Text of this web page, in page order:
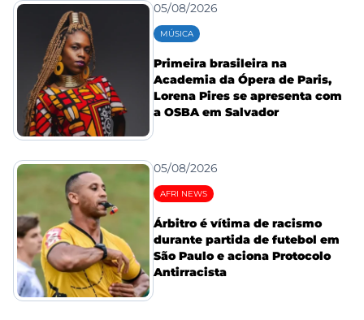
05/08/2026
MÚSICA
Primeira brasileira na
Academia da Ópera de Paris,
Lorena Pires se apresenta com
a OSBA em Salvador
05/08/2026
AFRI NEWS
Árbitro é vítima de racismo
durante partida de futebol em
São Paulo e aciona Protocolo
Antirracista